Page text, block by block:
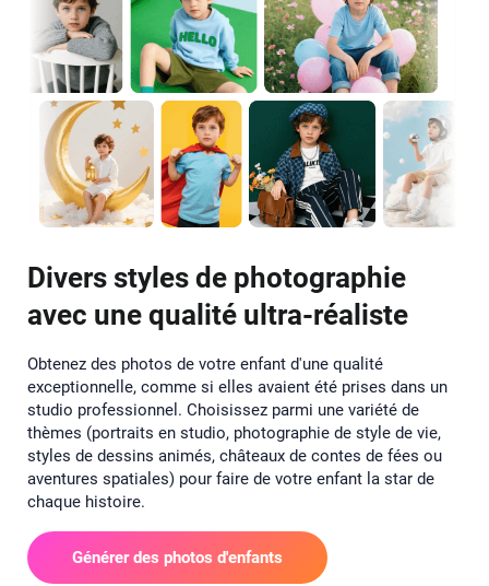
Divers styles de photographie
avec une qualité ultra-réaliste
Obtenez des photos de votre enfant d'une qualité
exceptionnelle, comme si elles avaient été prises dans un
studio professionnel. Choisissez parmi une variété de
thèmes (portraits en studio, photographie de style de vie,
styles de dessins animés, châteaux de contes de fées ou
aventures spatiales) pour faire de votre enfant la star de
chaque histoire.
Générer des photos d'enfants